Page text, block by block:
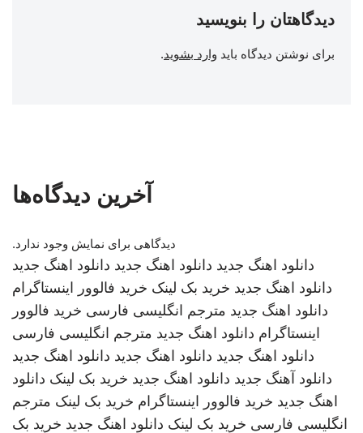
دیدگاهتان را بنویسید
برای نوشتن دیدگاه باید وارد بشوید.
آخرین دیدگاه‌ها
دیدگاهی برای نمایش وجود ندارد.
دانلود اهنگ جدید دانلود اهنگ جدید دانلود اهنگ جدید
دانلود اهنگ جدید خرید بک لینک خرید فالوور اینستاگرام
دانلود اهنگ جدید مترجم انگلیسی فارسی خرید فالوور
اینستاگرام دانلود اهنگ جدید مترجم انگلیسی فارسی
دانلود اهنگ جدید دانلود اهنگ جدید دانلود اهنگ جدید
دانلود آهنگ جدید دانلود اهنگ جدید خرید بک لینک دانلود
اهنگ جدید خرید فالوور اینستاگرام خرید بک لینک مترجم
انگلیسی فارسی خرید بک لینک دانلود اهنگ جدید خرید بک